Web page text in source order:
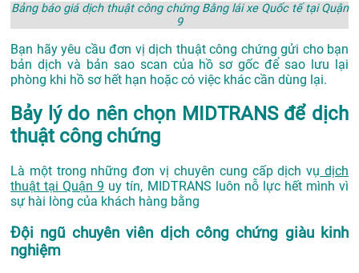
Bảng báo giá dịch thuật công chứng Bằng lái xe Quốc tế tại Quận
9
Bạn hãy yêu cầu đơn vị dịch thuật công chứng gửi cho bạn
bản dịch và bản sao scan của hồ sơ gốc để sao lưu lại
phòng khi hồ sơ hết hạn hoặc có việc khác cần dùng lại.
Bảy lý do nên chọn MIDTRANS để dịch
thuật công chứng
Là một trong những đơn vị chuyên cung cấp dịch vụ dịch
thuật tại Quận 9 uy tín, MIDTRANS luôn nỗ lực hết mình vì
sự hài lòng của khách hàng bằng
Đội ngũ chuyên viên dịch công chứng giàu kinh
nghiệm